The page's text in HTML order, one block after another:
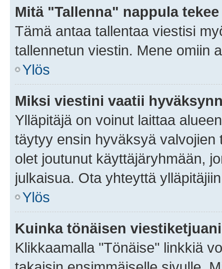
Mitä "Tallenna" nappula
Tämä antaa tallentaa viestisi
tallennetun viestin. Mene omiin
Ylös
Miksi viestini vaatii
Ylläpitäjä on voinut laittaa
täytyy ensin hyväksyä
olet joutunut käyttäjäryhmään,
julkaisua. Ota yhteyttä
Ylös
Kuinka tönäisen
Klikkaamalla "Tönäise" linkkiä